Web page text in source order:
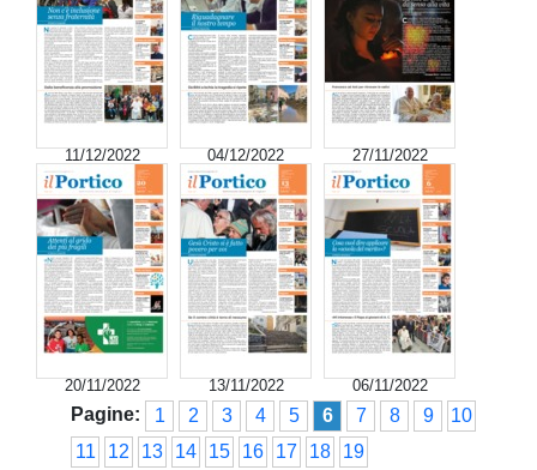
11/12/2022 04/12/2022 27/11/2022
20/11/2022 13/11/2022 06/11/2022
Pagine: 1 2 3 4 5 6 7 8 9
10
11
12 13 14 15 16 17 18 19